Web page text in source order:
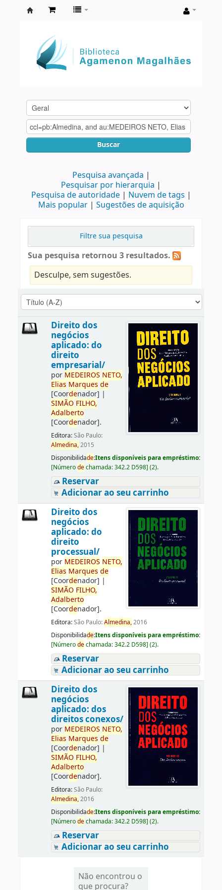
Agamenon
Magalhães
Buscar
Pesquisa avançada
Pesquisar por hierarquia
Pesquisa de autoridade
Nuvem de tags
Mais popular
Sugestões de aquisição
Filtre sua pesquisa
Sua pesquisa retornou 3 resultados.
Desculpe, sem sugestões.
Direito dos
negócios
aplicado: do
direito
empresarial/
por MEDEIROS NETO,
Elias Marques de
[Coordenador] |
SIMÃO FILHO,
Adalberto
[Coordenador].
Editora:São Paulo:
Almedina,2015
Disponibilidade:Itens disponíveis para empréstimo:
[Númerodechamada:342.2 D598] (2).
Reservar
Adicionar ao seu carrinho
Direito dos
negócios
aplicado: do
direito
processual/
por MEDEIROS NETO,
Elias Marques de
[Coordenador] |
SIMÃO FILHO,
Adalberto
[Coordenador].
Editora:São Paulo:Almedina,2016
Disponibilidade:Itens disponíveis para empréstimo:
[Númerodechamada:342.2 D598] (2).
Reservar
Adicionar ao seu carrinho
Direito dos
negócios
aplicado: dos
direitos conexos/
por MEDEIROS NETO,
Elias Marques de
[Coordenador] |
SIMÃO FILHO,
Adalberto
[Coordenador].
Editora:São Paulo:
Almedina,2016
Disponibilidade:Itens disponíveis para empréstimo:
[Númerodechamada:342.2 D598] (2).
Reservar
Adicionar ao seu carrinho
Não encontrou o
que procura?